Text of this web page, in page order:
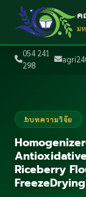
054 241
298
ค
ม
บทความวิจัย
Riceberry